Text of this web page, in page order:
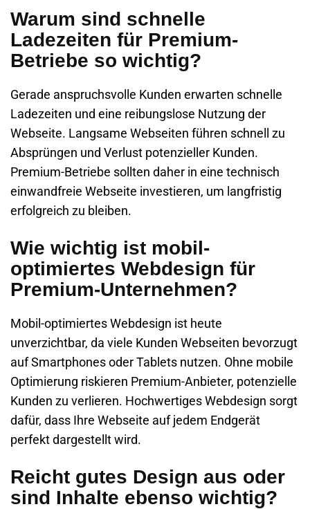
Warum sind schnelle
Ladezeiten für Premium-
Betriebe so wichtig?
Gerade anspruchsvolle Kunden erwarten schnelle
Ladezeiten und eine reibungslose Nutzung der
Webseite. Langsame Webseiten führen schnell zu
Absprüngen und Verlust potenzieller Kunden.
Premium-Betriebe sollten daher in eine technisch
einwandfreie Webseite investieren, um langfristig
erfolgreich zu bleiben.
Wie wichtig ist mobil-
optimiertes Webdesign für
Premium-Unternehmen?
Mobil-optimiertesWebdesign ist heute
unverzichtbar, da viele Kunden Webseiten bevorzugt
auf Smartphones oder Tablets nutzen. Ohne mobile
Optimierung riskieren Premium-Anbieter, potenzielle
Kunden zu verlieren. Hochwertiges Webdesign sorgt
dafür, dass Ihre Webseite auf jedem Endgerät
perfekt dargestellt wird.
Reicht gutes Design aus oder
sind Inhalte ebenso wichtig?